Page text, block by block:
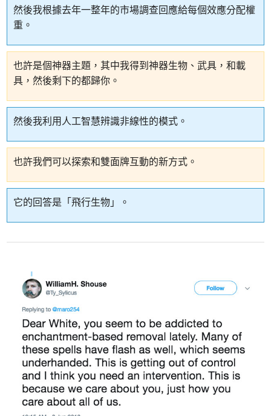
然後我根據去年一整年的市場調查回應給每個效應分配權
重。
也許是個神器主題，其中我得到神器生物、武具，和載
具，然後剩下的都歸你。
然後我利用人工智慧辨識非線性的模式。
也許我們可以探索和雙面牌互動的新方式。
它的回答是「飛行生物」。